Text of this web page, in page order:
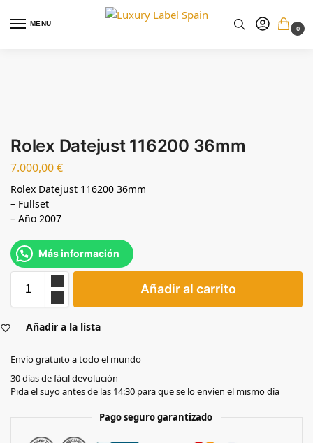
MENU
0
Rolex Datejust 116200 36mm
7.000,00€
Rolex Datejust 116200 36mm
– Fullset
– Año 2007
Más información
Añadir al carrito
Añadir a la lista
Envío gratuito a todo el mundo
30 días de fácil devolución
Pida el suyo antes de las 14:30 para que se lo envíen el mismo día
Pago seguro garantizado